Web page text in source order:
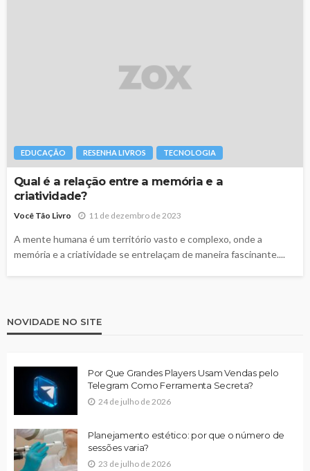
EDUCAÇÃO RESENHA LIVROS TECNOLOGIA
Qual é a relação entre a memória e a
criatividade?
Você Tão Livro 11 de dezembro de 2023
A mente humana é um território vasto e complexo, onde a
memória e a criatividade se entrelaçam de maneira fascinante....
NOVIDADE NO SITE
Por Que Grandes Players Usam Vendas pelo
Telegram Como Ferramenta Secreta?
24 de julho de 2026
Planejamento estético: por que o número de
sessões varia?
23 de julho de 2026